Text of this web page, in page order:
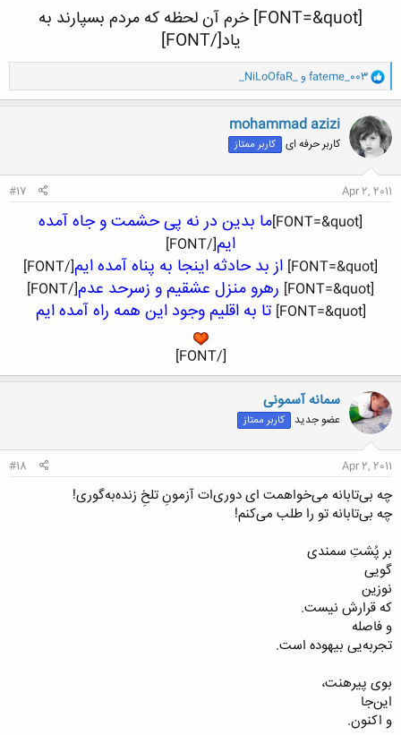
[FONT=&quot] خرم آن لحظه که مردم بسپارند به
یاد[/FONT]
و
ا
ک
ن
ش
ه
ا
fateme_003 و_NiLoOfaR_
mohammad azizi
کاربر حرفه ای کاربر ممتاز
Apr 2, 2011
#17
[FONT=&quot]
ما بدین در نه پی حشمت و جاه آمده
ایم[/FONT]
[FONT=&quot]
از بد حادثه اینجا به پناه آمده ایم[/FONT]
[FONT=&quot]
رهرو منزل عشقیم و زسرحد عدم[/FONT]
[FONT=&quot]
تا به اقلیم وجود این همه راه آمده ایم
[/FONT]​
سمانه آسمونی
عضو جدید کاربر ممتاز
Apr 2, 2011
#18
چه بی‌تابانه می‌خواهمت ای دوری‌ات آزمونِ تلخِ زنده‌به‌گوری!
چه بی‌تابانه تو را طلب می‌کنم!
بر پُشتِ سمندی
گویی
نوزین
که قرارش نیست.
و فاصله
تجربه‌یی بیهوده است.
بوی پیرهنت،
این‌جا
و اکنون.